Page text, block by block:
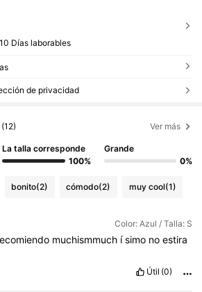
Días laborables
de privacidad
(12) Ver más
La talla corresponde
100%
Grande
0%
bonito(2) cómodo(2) muy cool(1)
Color: Azul / Talla: S
muchismmuch ísimo noestira
Útil (0)